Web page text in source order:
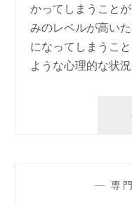
かってしまうこと
みのレベルが高い
になってしまうこ
ような心理的な状
— 専